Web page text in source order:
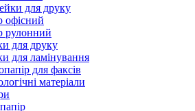
для друку
офісний
рулонний
для друку
для ламінування
для факсів
матеріали